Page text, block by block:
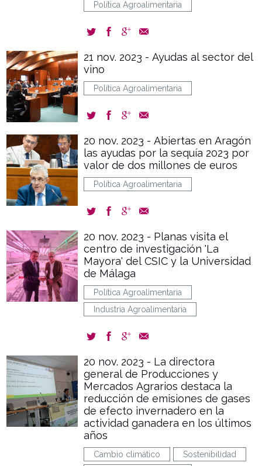
Política Agroalimentaria
21 nov. 2023 - Ayudas al sector del
vino
Política Agroalimentaria
20 nov. 2023 - Abiertas en Aragón
las ayudas por la sequía 2023 por
valor de dos millones de euros
Política Agroalimentaria
20 nov. 2023 - Planas visita el
centro de investigación 'La
Mayora' del CSIC y la Universidad
de Málaga
Política Agroalimentaria
Industria Agroalimentaria
20 nov. 2023 - La directora
general de Producciones y
Mercados Agrarios destaca la
reducción de emisiones de gases
de efecto invernadero en la
actividad ganadera en los últimos
años
Cambio climático
Sostenibilidad